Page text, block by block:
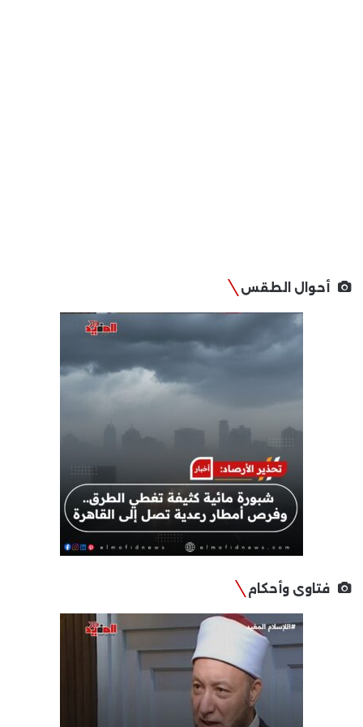
أحوال الطقس
فتاوى وأحكام